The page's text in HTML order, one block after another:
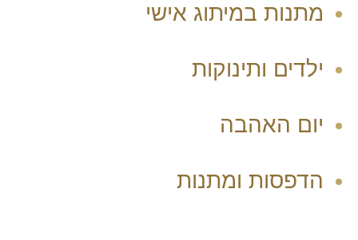
מתנות במיתוג אישי
ילדים ותינוקות
יום האהבה
הדפסות ומתנות